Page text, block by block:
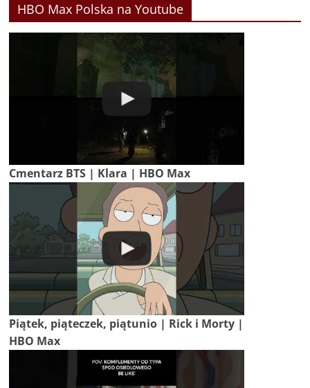
HBO Max Polska na Youtube
Cmentarz BTS | Klara | HBO Max
Piątek, piąteczek, piątunio | Rick i Morty |
HBO Max